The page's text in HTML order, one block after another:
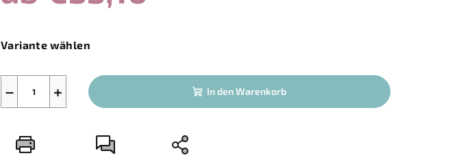
Variante wählen
+
− In den Warenkorb